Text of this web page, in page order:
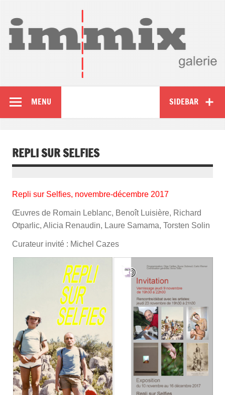
SIDEBAR
MENU
REPLI SUR SELFIES
Repli sur Selfies, novembre-décembre 2017
Œuvres de Romain Leblanc, Benoît Luisière, Richard
Otparlic, Alicia Renaudin, Laure Samama, Torsten Solin
Curateur invité : Michel Cazes